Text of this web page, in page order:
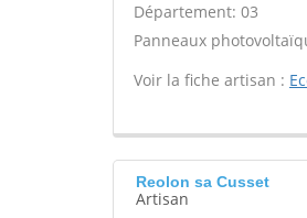
Département: 03
Panneaux
Voir la fiche artisan :
Reolon sa Cusset
Artisan